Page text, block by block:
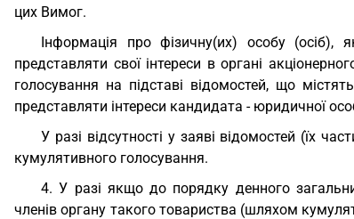
цих Вимог.
Інформація про фізичну(их) особу
представляти свої інтереси в органі
голосування на підставі відомостей, що
представляти інтереси кандидата - юридичної
У разі відсутності у заяві відомостей (їх
кумулятивного голосування.
4. У разі якщо до порядку денного
членів органу такого товариства (шляхом